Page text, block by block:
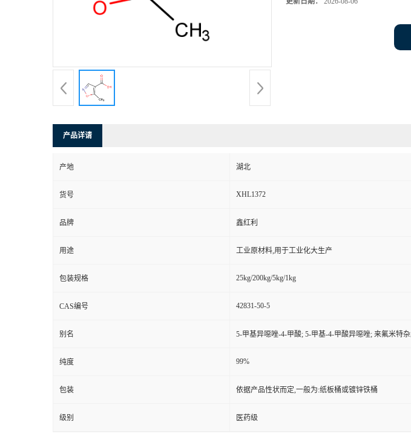
产品详请
产地 湖北
货号 XHL1372
品牌 鑫红利
用途 工业原材料,用于工业化大生产
包装规格 25kg/200kg/5kg/1kg
CAS编号 42831-50-5
别名 5-甲基异噁唑-4-甲酸; 5-甲基-4-甲酸异噁唑; 来氟米特
纯度 99%
包装 依据产品性状而定,一般为:纸板桶或镀锌铁桶
级别 医药级